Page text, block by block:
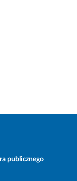
publicznego